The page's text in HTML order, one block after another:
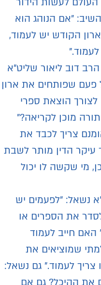
"אם הנוהג הוא
הקודש יש לעמוד,
דוב ליאור שליט"א
שפותחים את ארון
הוצאת ספרי
מוכן לקריאה?"
צריך לכבד את
עיקר הדין מותר לשבת
מי שקשה לו יכול
נשאל: "לפעמים יש
את הספרים או
האם חייב לעמוד
שמוציאים את
לעמוד." גם נשאל: